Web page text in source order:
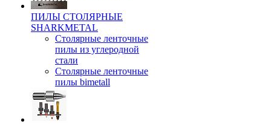
ПИЛЫ СТОЛЯРНЫЕ
SHARKMETAL
Столярные ленточные
пилы из углеродной
стали
Столярные ленточные
пилы bimetall